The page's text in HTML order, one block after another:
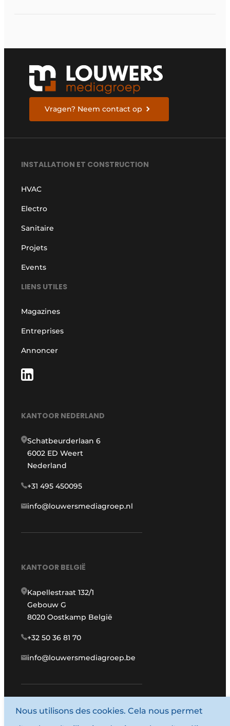
Vragen? Neem contact op
INSTALLATION ET CONSTRUCTION
HVAC
Electro
Sanitaire
Projets
Events
LIENS UTILES
Magazines
Entreprises
Annoncer
KANTOOR NEDERLAND
Schatbeurderlaan 6
6002 ED Weert
Nederland
+31 495 450095
info@louwersmediagroep.nl
KANTOOR BELGIË
Kapellestraat 132/1
Gebouw G
8020 Oostkamp België
+32 50 36 81 70
info@louwersmediagroep.be
www.louwersmediagroep.com
Nous utilisons des cookies. Cela nous permet